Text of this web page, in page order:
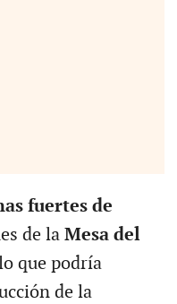
fuertes de
de la Mesa del
que podría
de la